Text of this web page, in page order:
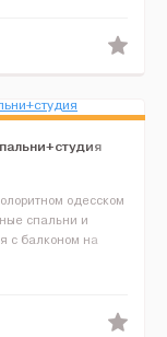
одесском
спальни и
с балконом на